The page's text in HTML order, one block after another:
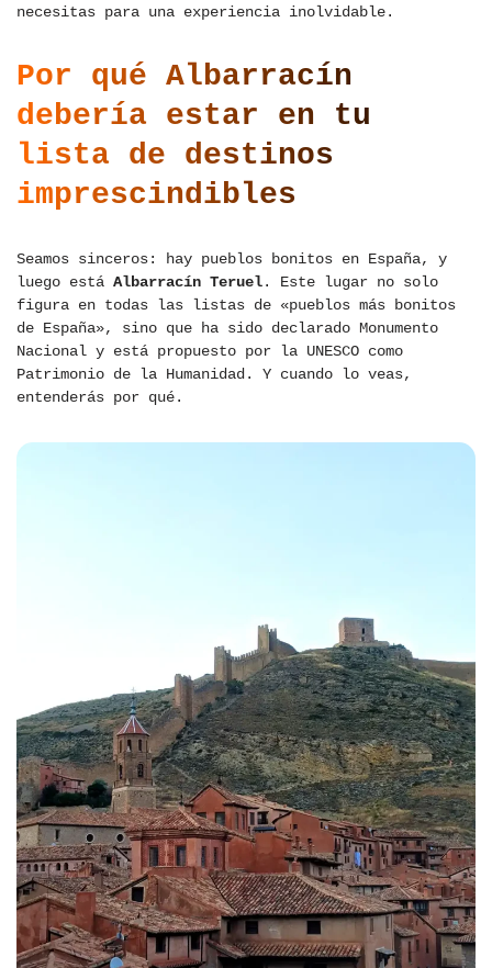
necesitas para una experiencia inolvidable.
Por qué Albarracín
debería estar en tu
lista de destinos
imprescindibles
Seamos sinceros: hay pueblos bonitos en España, y
luego está Albarracín Teruel. Este lugar no solo
figura en todas las listas de «pueblos más bonitos
de España», sino que ha sido declarado Monumento
Nacional y está propuesto por la UNESCO como
Patrimonio de la Humanidad. Y cuando lo veas,
entenderás por qué.